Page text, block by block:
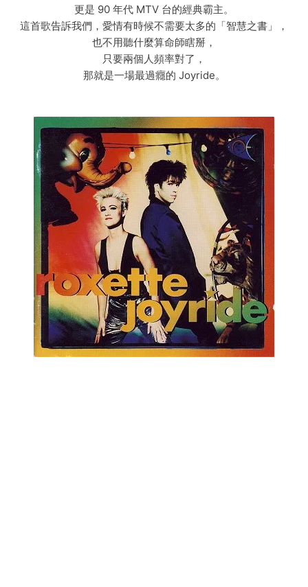
更是 90 年代 MTV 台的經典霸主。
這首歌告訴我們，愛情有時候不需要太多的「智慧之書」，
也不用聽什麼算命師瞎掰，
只要兩個人頻率對了，
那就是一場最過癮的 Joyride。